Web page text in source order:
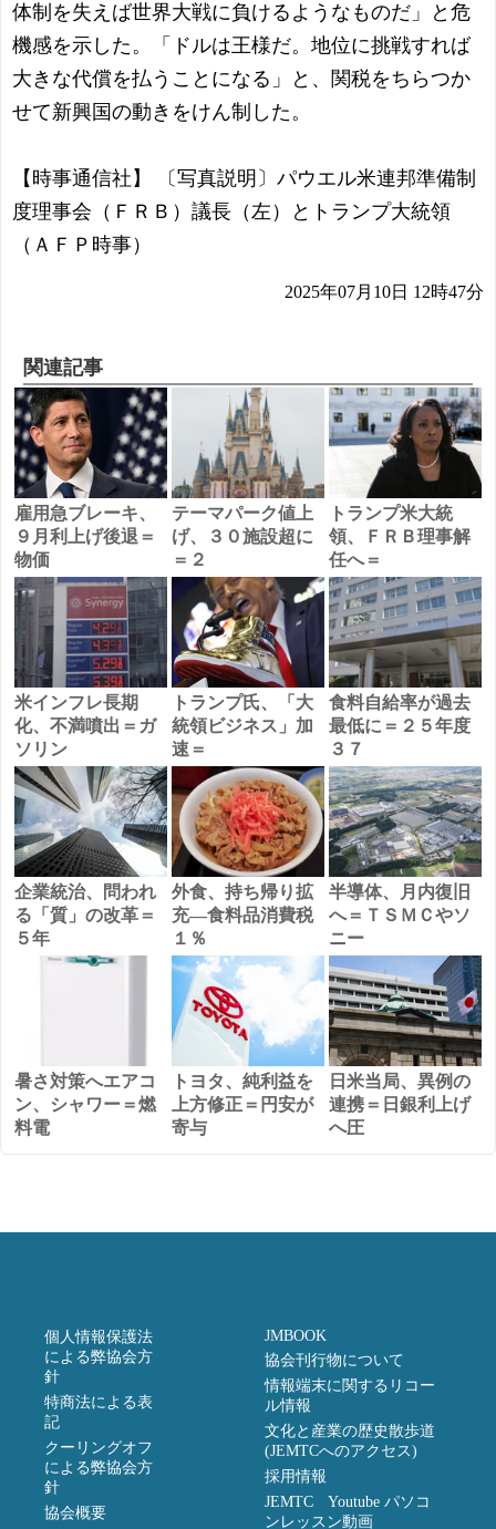
体制を失えば世界大戦に負けるようなものだ」と危
機感を示した。「ドルは王様だ。地位に挑戦すれば
大きな代償を払うことになる」と、関税をちらつか
せて新興国の動きをけん制した。
【時事通信社】 〔写真説明〕パウエル米連邦準備制
度理事会（ＦＲＢ）議長（左）とトランプ大統領
（ＡＦＰ時事）
2025年07月10日 12時47分
関連記事
雇用急ブレーキ、
９月利上げ後退＝
物価
テーマパーク値上
げ、３０施設超に
＝２
トランプ米大統
領、ＦＲＢ理事解
任へ＝
米インフレ長期
化、不満噴出＝ガ
ソリン
トランプ氏、「大
統領ビジネス」加
速＝
食料自給率が過去
最低に＝２５年度
３７
企業統治、問われ
る「質」の改革＝
５年
外食、持ち帰り拡
充―食料品消費税
１％
半導体、月内復旧
へ＝ＴＳＭＣやソ
ニー
暑さ対策へエアコ
ン、シャワー＝燃
料電
トヨタ、純利益を
上方修正＝円安が
寄与
日米当局、異例の
連携＝日銀利上げ
へ圧
個人情報保護法
による弊協会方
針
特商法による表
記
クーリングオフ
による弊協会方
針
協会概要
JMBOOK
協会刊行物について
情報端末に関するリコー
ル情報
文化と産業の歴史散歩道
(JEMTCへのアクセス)
採用情報
JEMTC Youtube パソコ
ンレッスン動画